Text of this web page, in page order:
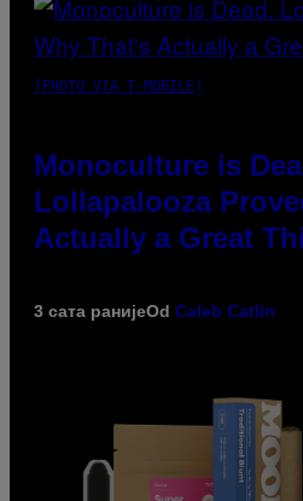
(PHOTO VIA T-MOBILE)
Monoculture is
Lollapalooza
Actually a Great
3 сата ранијеOd Caleb Catlin